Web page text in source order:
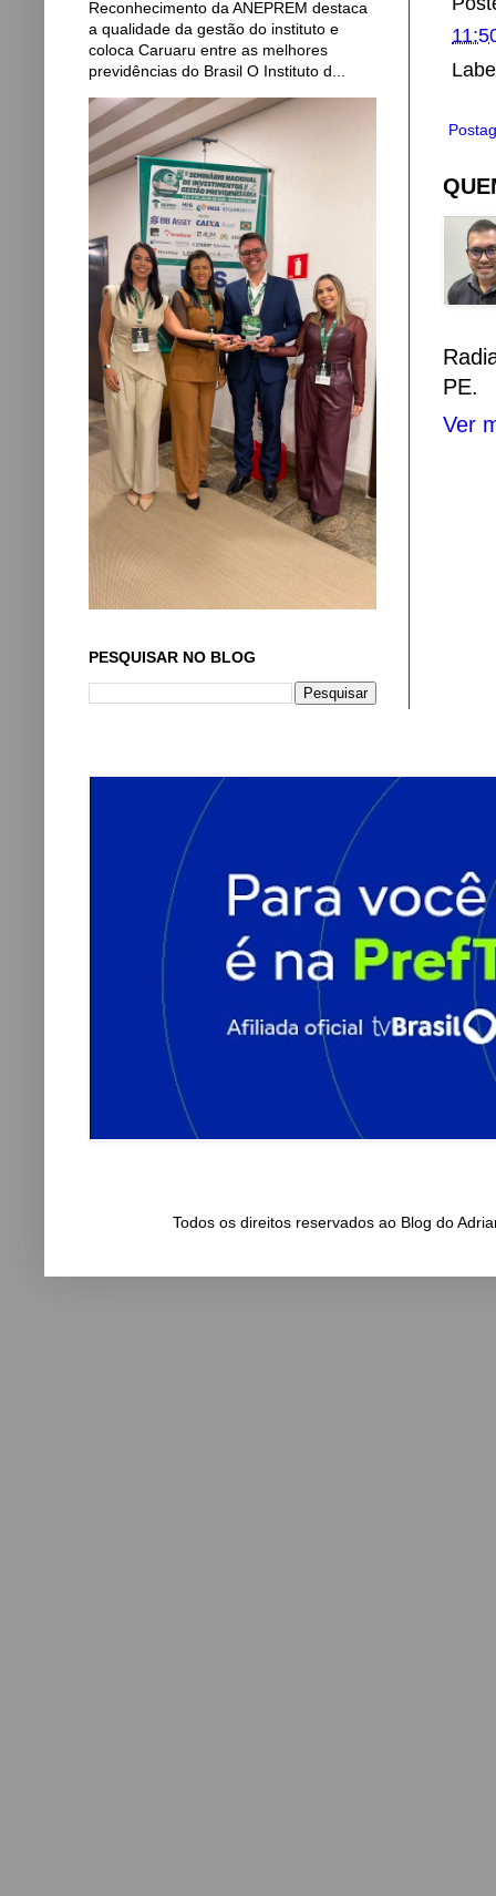
PE.
Ver
Reconhecimento da ANEPREM destaca
a qualidade da gestão do instituto e
coloca Caruaru entre as melhores
previdências do Brasil O Instituto d...
PESQUISAR NO BLOG
Todos os direitos reservados ao Blog do